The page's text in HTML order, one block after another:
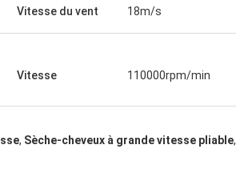
Vitesse du vent 18m/s
Vitesse 110000rpm/min
, Sèche-cheveux à grande vitesse pliable,